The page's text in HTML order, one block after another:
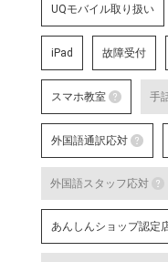
UQモバイル取り扱い
iPad 故障受付
スマホ教室
スマ
スマ
手
外国語通訳応対
外国語スタッフ応対
あんしんショップ認定